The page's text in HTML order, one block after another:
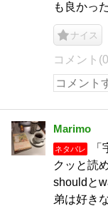
も良かっ
ナイス
コメント
Marimo
ネタバレ
クッと読
shouldと
弟は好き